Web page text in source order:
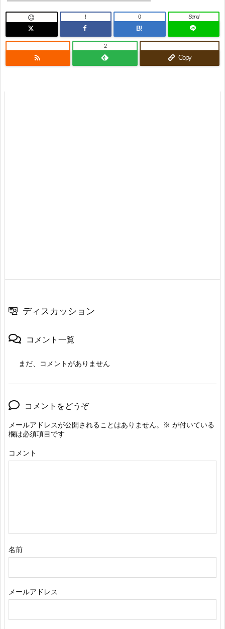
 !
B!
0 Send

- 2
Copy
-
ディスカッション
コメント一覧
まだ、コメントがありません
コメントをどうぞ
メールアドレスが公開されることはありません。 ※ が付いている
欄は必須項目です
コメント
名前
メールアドレス